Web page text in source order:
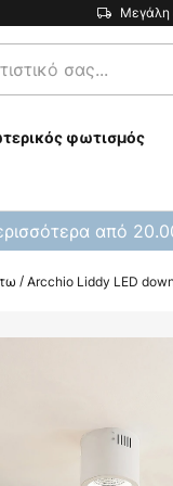
Μεγάλη
φωτισμός
από
Arcchio Liddy LED